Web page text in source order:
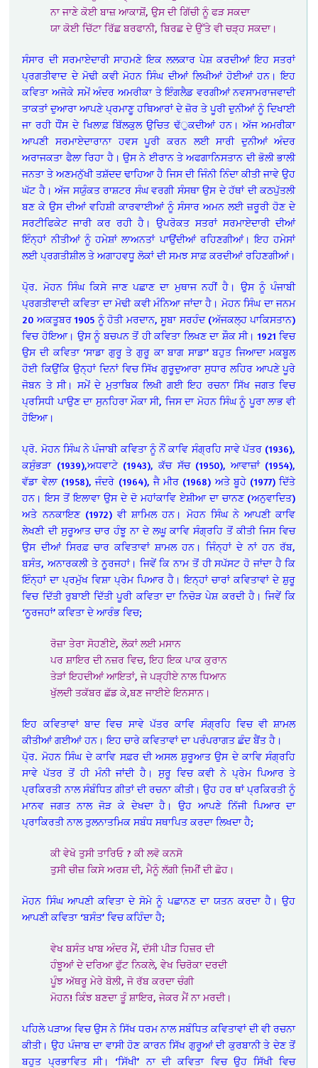
ਨਾ ਜਾਣੇ ਕੋਈ ਬਾਜ਼ ਆਕਾਸ਼ੋਂ, ਉਸ ਦੀ ਗਿੱਚੀ ਨੂੰ ਫੜ ਸਕਦਾ
ਯਾ ਕੋਈ ਚਿੱਟਾ ਰਿੱਛ ਬਰਫਾਨੀ, ਬਿਰਛ ਦੇ ਉੱਤੇ ਵੀ ਚੜ੍ਹ ਸਕਦਾ।
ਸੰਸਾਰ ਦੀ ਸਰਮਾਏਦਾਰੀ ਸਾਹਮਣੇ ਇਕ ਲਲਕਾਰ ਪੇਸ਼ ਕਰਦੀਆਂ ਇਹ ਸਤਰਾਂ
ਪ੍ਰਗਤੀਵਾਦ ਦੇ ਮੋਢੀ ਕਵੀ ਮੋਹਨ ਸਿੰਘ ਦੀਆਂ ਲਿਖੀਆਂ ਹੋਈਆਂ ਹਨ। ਇਹ
ਕਵਿਤਾ ਅਜੋਕੇ ਸਮੇਂ ਅੰਦਰ ਅਮਰੀਕਾ ਤੇ ਇੰਗਲੈਡ ਵਰਗੀਆਂ ਨਵਸਾਮਰਾਜਵਾਦੀ
ਤਾਕਤਾਂ ਦੁਆਰਾ ਆਪਣੇ ਪ੍ਰਮਾਣੂ ਹਥਿਆਰਾਂ ਦੇ ਜ਼ੋਰ ਤੇ ਪੂਰੀ ਦੁਨੀਆਂ ਨੂੰ ਦਿਖਾਈ
ਜਾ ਰਹੀ ਧੌਂਸ ਦੇ ਖਿਲਾਫ਼ ਬਿੱਲਕੁਲ ਉਚਿਤ ਢੱੁਕਦੀਆਂ ਹਨ। ਅੱਜ ਅਮਰੀਕਾ
ਆਪਣੀ ਸਰਮਾਏਦਾਰਾਨਾ ਹਵਸ ਪੂਰੀ ਕਰਨ ਲਈ ਸਾਰੀ ਦੁਨੀਆਂ ਅੰਦਰ
ਅਰਾਜਕਤਾ ਫੈਲਾ ਰਿਹਾ ਹੈ। ਉਸ ਨੇ ਈਰਾਨ ਤੇ ਅਫਗਾਨਿਸਤਾਨ ਦੀ ਭੋਲੀ ਭਾਲੀ
ਜਨਤਾ ਤੇ ਅਣਮਨੁੱਖੀ ਤਸ਼ੱਦਦ ਢਾਹਿਆ ਹੈ ਜਿਸ ਦੀ ਜਿੰਨੀ ਨਿੰਦਾ ਕੀਤੀ ਜਾਵੇ ਉਹ
ਘੱਟ ਹੈ। ਅੱਜ ਸਯੁੰਕਤ ਰਾਸ਼ਟਰ ਸੰਘ ਵਰਗੀ ਸੰਸਥਾ ਉਸ ਦੇ ਹੱਥਾਂ ਦੀ ਕਠਪੁੱਤਲੀ
ਬਣ ਕੇ ਉਸ ਦੀਆਂ ਵਹਿਸ਼ੀ ਕਾਰਵਾਈਆਂ ਨੂੰ ਸੰਸਾਰ ਅਮਨ ਲਈ ਜ਼ਰੂਰੀ ਹੋਣ ਦੇ
ਸਰਟੀਫਿਕੇਟ ਜਾਰੀ ਕਰ ਰਹੀ ਹੈ। ਉਪਰੋਕਤ ਸਤਰਾਂ ਸਰਮਾਏਦਾਰੀ ਦੀਆਂ
ਇੰਨ੍ਹਾਂ ਨੀਤੀਆਂ ਨੂੰ ਹਮੇਸ਼ਾਂ ਲਾਅਨਤਾਂ ਪਾਉਂਦੀਆਂ ਰਹਿਣਗੀਆਂ। ਇਹ ਹਮੇਸਾਂ
ਲਈ ਪ੍ਰਗਤੀਸ਼ੀਲ ਤੇ ਅਗਾਹਵਧੂ ਲੋਕਾਂ ਦੀ ਸਮਝ ਸਾਫ਼ ਕਰਦੀਆਂ ਰਹਿਣਗੀਆਂ।
ਪੋ੍ਰ. ਮੋਹਨ ਸਿੰਘ ਕਿਸੇ ਜਾਣ ਪਛਾਣ ਦਾ ਮੁਥਾਜ ਨਹੀਂ ਹੈ। ਉਸ ਨੂੰ ਪੰਜਾਬੀ
ਪ੍ਰਗਤੀਵਾਦੀ ਕਵਿਤਾ ਦਾ ਮੋਢੀ ਕਵੀ ਮੰਨਿਆ ਜਾਂਦਾ ਹੈ। ਮੋਹਨ ਸਿੰਘ ਦਾ ਜਨਮ
20 ਅਕਤੂਬਰ 1905 ਨੂੰ ਹੋਤੀ ਮਰਦਾਨ, ਸੂਬਾ ਸਰਹੰਦ (ਅੱਜਕਲ੍ਹ ਪਾਕਿਸਤਾਨ)
ਵਿਚ ਹੋਇਆ। ਉਸ ਨੂੰ ਬਚਪਨ ਤੋਂ ਹੀ ਕਵਿਤਾ ਲਿਖਣ ਦਾ ਸ਼ੌਕ ਸੀ। 1921 ਵਿਚ
ਉਸ ਦੀ ਕਵਿਤਾ ‘ਸਾਡਾ ਗੁਰੂ ਤੇ ਗੁਰੂ ਕਾ ਬਾਗ ਸਾਡਾ’ ਬਹੁਤ ਜਿਆਦਾ ਮਕਬੂਲ
ਹੋਈ ਕਿਉਂਕਿ ਉਨ੍ਹਾਂ ਦਿਨਾਂ ਵਿਚ ਸਿੱਖ ਗੁਰੂਦੁਆਰਾ ਸੁਧਾਰ ਲਹਿਰ ਆਪਣੇ ਪੂਰੇ
ਜੋਬਨ ਤੇ ਸੀ। ਸਮੇਂ ਦੇ ਮੁਤਾਬਿਕ ਲਿਖੀ ਗਈ ਇਹ ਰਚਨਾ ਸਿੱਖ ਜਗਤ ਵਿਚ
ਪ੍ਰਸਿਧੀ ਪਾਉਣ ਦਾ ਸੁਨਹਿਰਾ ਮੌਕਾ ਸੀ, ਜਿਸ ਦਾ ਮੋਹਨ ਸਿੰਘ ਨੂੰ ਪੂਰਾ ਲਾਭ ਵੀ
ਹੋਇਆ।
ਪ੍ਰੋ. ਮੋਹਨ ਸਿੰਘ ਨੇ ਪੰਜਾਬੀ ਕਵਿਤਾ ਨੂੰ ਨੌਂ ਕਾਵਿ ਸੰਗ੍ਰਹਿ ਸਾਵੇ ਪੱਤਰ (1936),
ਕਸੁੰਭੜਾ (1939),ਅਧਵਾਟੇ (1943), ਕੱਚ ਸੱਚ (1950), ਆਵਾਜ਼ਾਂ (1954),
ਵੱਡਾ ਵੇਲਾ (1958), ਜੰਦਰੇ (1964), ਜੈ ਮੀਰ (1968) ਅਤੇ ਬੂਹੇ (1977) ਦਿੱਤੇ
ਹਨ। ਇਸ ਤੋਂ ਇਲਾਵਾ ਉਸ ਦੇ ਦੋ ਮਹਾਂਕਾਵਿ ਏਸ਼ੀਆ ਦਾ ਚਾਨਣ (ਅਨੁਵਾਦਿਤ)
ਅਤੇ ਨਨਕਾਇਣ (1972) ਵੀ ਸ਼ਾਮਿਲ ਹਨ। ਮੋਹਨ ਸਿੰਘ ਨੇ ਆਪਣੀ ਕਾਵਿ
ਲੇਖਣੀ ਦੀ ਸੁਰੂਆਤ ਚਾਰ ਹੰਝੂ ਨਾ ਦੇ ਲਘੂ ਕਾਵਿ ਸੰਗ੍ਰਹਿ ਤੋਂ ਕੀਤੀ ਜਿਸ ਵਿਚ
ਉਸ ਦੀਆਂ ਸਿਰਫ਼ ਚਾਰ ਕਵਿਤਾਵਾਂ ਸ਼ਾਮਲ ਹਨ। ਜਿੰਨ੍ਹਾਂ ਦੇ ਨਾਂ ਹਨ ਰੱਬ,
ਬਸੰਤ, ਅਨਾਰਕਲੀ ਤੇ ਨੂਰਜਹਾਂ। ਜਿਵੇਂ ਕਿ ਨਾਮ ਤੋਂ ਹੀ ਸਪੱਸਟ ਹੋ ਜਾਂਦਾ ਹੈ ਕਿ
ਇੰਨ੍ਹਾਂ ਦਾ ਪ੍ਰਮੁੱਖ ਵਿਸ਼ਾ ਪ੍ਰੇਮ ਪਿਆਰ ਹੈ। ਇਨ੍ਹਾਂ ਚਾਰਾਂ ਕਵਿਤਾਵਾਂ ਦੇ ਸ਼ੁਰੂ
ਵਿਚ ਦਿੱਤੀ ਰੁਬਾਈ ਦਿੱਤੀ ਪੂਰੀ ਕਵਿਤਾ ਦਾ ਨਿਚੋੜ ਪੇਸ਼ ਕਰਦੀ ਹੈ। ਜਿਵੇਂ ਕਿ
‘ਨੂਰਜਹਾਂ’ ਕਵਿਤਾ ਦੇ ਆਰੰਭ ਵਿਚ;
ਰੋਜ਼ਾ ਤੇਰਾ ਸੋਹਣੀਏ, ਲੋਕਾਂ ਲਈ ਮਸਾਨ
ਪਰ ਸ਼ਾਇਰ ਦੀ ਨਜ਼ਰ ਵਿਚ, ਇਹ ਇਕ ਪਾਕ ਕੁਰਾਨ
ਤੇੜਾਂ ਇਹਦੀਆਂ ਆਇਤਾਂ, ਜੇ ਪੜ੍ਹੀਏ ਨਾਲ ਧਿਆਨ
ਖੁੱਲਦੀ ਤਕੱਬਰ ਛੱਡ ਕੇ,ਬਣ ਜਾਈਏ ਇਨਸਾਨ।
ਇਹ ਕਵਿਤਾਵਾਂ ਬਾਦ ਵਿਚ ਸਾਵੇ ਪੱਤਰ ਕਾਵਿ ਸੰਗ੍ਰਹਿ ਵਿਚ ਵੀ ਸ਼ਾਮਲ
ਕੀਤੀਆਂ ਗਈਆਂ ਹਨ। ਇਹ ਚਾਰੇ ਕਵਿਤਾਵਾਂ ਦਾ ਪਰੰਪਰਾਗਤ ਛੰਦ ਬੈਂਤ ਹੈ।
ਪੋ੍ਰ. ਮੋਹਨ ਸਿੰਘ ਦੇ ਕਾਵਿ ਸਫ਼ਰ ਦੀ ਅਸਲ ਸ਼ੁਰੂਆਤ ਉਸ ਦੇ ਕਾਵਿ ਸੰਗ੍ਰਹਿ
ਸਾਵੇ ਪੱਤਰ ਤੋਂ ਹੀ ਮੰਨੀ ਜਾਂਦੀ ਹੈ। ਸੁਰੂ ਵਿਚ ਕਵੀ ਨੇ ਪ੍ਰੇਮ ਪਿਆਰ ਤੇ
ਪ੍ਰਕਿਰਤੀ ਨਾਲ ਸੰਬੰਧਿਤ ਗੀਤਾਂ ਦੀ ਰਚਨਾ ਕੀਤੀ। ਉਹ ਹਰ ਥਾਂ ਪ੍ਰਕਿਰਤੀ ਨੂੰ
ਮਾਨਵ ਜਗਤ ਨਾਲ ਜੋੜ ਕੇ ਦੇਖਦਾ ਹੈ। ਉਹ ਆਪਣੇ ਨਿੱਜੀ ਪਿਆਰ ਦਾ
ਪ੍ਰਾਕਿਰਤੀ ਨਾਲ ਤੁਲਨਾਤਮਿਕ ਸਬੰਧ ਸਥਾਪਿਤ ਕਰਦਾ ਲਿਖਦਾ ਹੈ;
ਕੀ ਵੇਖੋ ਤੁਸੀ ਤਾਰਿਓ ? ਕੀ ਲਵੋ ਕਨਸੋ
ਤੁਸੀ ਚੀਜ਼ ਕਿਸੇ ਅਰਸ਼ ਦੀ, ਮੈਨੂੰ ਲੱਗੀ ਜਿ਼ਮੀਂ ਦੀ ਛੋਹ।
ਮੋਹਨ ਸਿੰਘ ਆਪਣੀ ਕਵਿਤਾ ਦੇ ਸੋਮੇ ਨੂੰ ਪਛਾਨਣ ਦਾ ਯਤਨ ਕਰਦਾ ਹੈ। ਉਹ
ਆਪਣੀ ਕਵਿਤਾ ‘ਬਸੰਤ’ ਵਿਚ ਕਹਿੰਦਾ ਹੈ;
ਵੇਖ ਬਸੰਤ ਖਾਬ ਅੰਦਰ ਮੈਂ, ਦੱਸੀ ਪੀੜ ਹਿਜ਼ਰ ਦੀ
ਹੰਝੂਆਂ ਦੇ ਦਰਿਆ ਫੁੱਟ ਨਿਕਲੇ, ਵੇਖ ਚਿਰੋਕਾ ਦਰਦੀ
ਪੂੰਝ ਅੱਥਰੂ ਮੇਰੇ ਬੋਲੀ, ਜੋ ਰੱਬ ਕਰਦਾ ਚੰਗੀ
ਮੋਹਨ! ਕਿੰਝ ਬਣਦਾ ਤੂੰ ਸ਼ਾਇਰ, ਜੇਕਰ ਮੈਂ ਨਾ ਮਰਦੀ।
ਪਹਿਲੇ ਪੜਾਅ ਵਿਚ ਉਸ ਨੇ ਸਿੱਖ ਧਰਮ ਨਾਲ ਸਬੰਧਿਤ ਕਵਿਤਾਵਾਂ ਦੀ ਵੀ ਰਚਨਾ
ਕੀਤੀ। ਉਹ ਪੰਜਾਬ ਦਾ ਵਾਸੀ ਹੋਣ ਕਾਰਨ ਸਿੱਖ ਗੁਰੂਆਂ ਦੀ ਕੁਰਬਾਨੀ ਤੇ ਦੇਣ ਤੋਂ
ਬਹੁਤ ਪ੍ਰਭਾਵਿਤ ਸੀ। ‘ਸਿੱਖੀ’ ਨਾ ਦੀ ਕਵਿਤਾ ਵਿਚ ਉਹ ਸਿੱਖੀ ਵਿਚ